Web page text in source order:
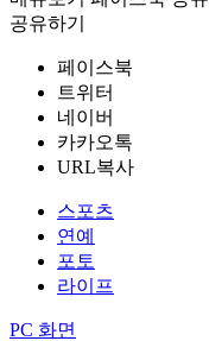
공유하기
페이스북
트위터
네이버
카카오톡
URL복사
스포츠
연예
포토
라이프
PC 화면